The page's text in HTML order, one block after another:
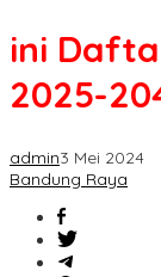
ini
2025-
admin3 Mei 2024
Bandung Raya